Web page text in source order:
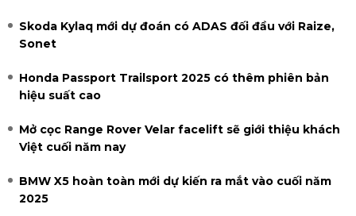
Skoda Kylaq mới dự đoán có ADAS đối đầu với Raize,
Sonet
Honda Passport Trailsport 2025 có thêm phiên bản
hiệu suất cao
Mở cọc Range Rover Velar facelift sẽ giới thiệu khách
Việt cuối năm nay
BMW X5 hoàn toàn mới dự kiến ra mắt vào cuối năm
2025